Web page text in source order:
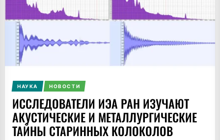
НАУКА НОВОСТИ
ИССЛЕДОВАТЕЛИ ИЭА РАН ИЗУЧАЮТ
АКУСТИЧЕСКИЕ И МЕТАЛЛУРГИЧЕСКИЕ
ТАЙНЫ СТАРИННЫХ КОЛОКОЛОВ